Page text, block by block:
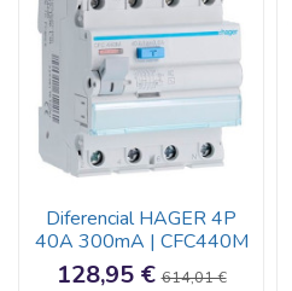
Diferencial HAGER 4P
40A 300mA | CFC440M
128,95 €614,01 €